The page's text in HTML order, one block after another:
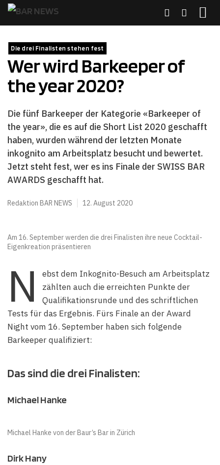
Zum
Die drei Finalisten stehen fest
Wer wird Barkeeper of
the year 2020?
Die fünf Barkeeper der Kategorie «Barkeeper of
the year», die es auf die Short List 2020 geschafft
haben, wurden während der letzten Monate
inkognito am Arbeitsplatz besucht und bewertet.
Jetzt steht fest, wer es ins Finale der SWISS BAR
AWARDS geschafft hat.
Redaktion BAR NEWS 12. August 2020
Am 16. September werden die drei Finalisten ihre neue Cocktail-
Eigenkreation präsentieren
N
ebst dem Inkognito-Besuch am Arbeitsplatz
zählten auch die erreichten Punkte der
Qualifikationsrunde und des schriftlichen
Tests für das Ergebnis. Fürs Finale an der Award
Night vom 16. September haben sich folgende
Barkeeper qualifiziert:
Das sind die drei Finalisten:
Michael Hanke
Michael Hanke von der Baur’s Bar in Zürich
Dirk Hany